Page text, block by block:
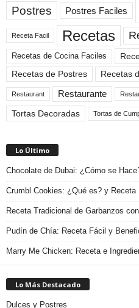
Postres Postres Faciles
Receta Facil Recetas
Recetas de Cocina Faciles
Recetas de Postres
Recetas
Restaurant Restaurante
Tortas Decoradas Tortas de
Lo Último
Chocolate de Dubai: ¿Cómo se
Crumbl Cookies: ¿Qué es? y Receta
Receta Tradicional de Garbanzos
Pudín de Chía: Receta Fácil y
Marry Me Chicken: Receta e
Lo Más Destacado
Dulces y Postres